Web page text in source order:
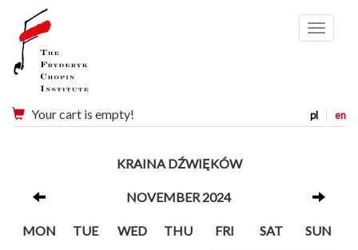
Menu
pl en
Your cart is empty!
KRAINA DŹWIĘKÓW
NOVEMBER 2024
MON TUE WED THU FRI SAT SUN